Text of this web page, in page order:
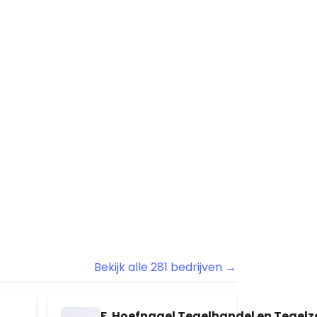
Jelle Versteeg Transport
Bekijk alle 281 bedrijven →